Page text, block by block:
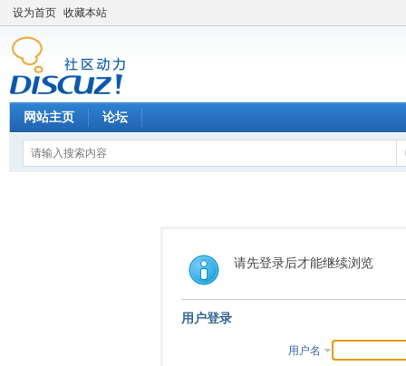
设为首页 收藏本站
网站主页 论坛
请先登录后才能继续浏览
用户登录
用户名